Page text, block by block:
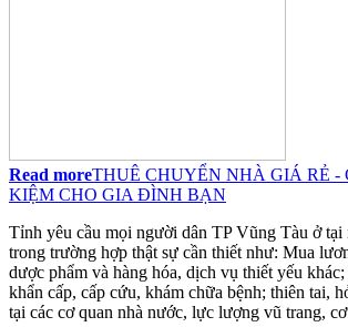
Read moreTHUÊ CHUYỂN NHÀ GIÁ RẺ -
KIỆM CHO GIA ĐÌNH BẠN
Tỉnh yêu cầu mọi người dân TP Vũng Tàu ở tại
trong trường hợp thật sự cần thiết như: Mua
dược phẩm và hàng hóa, dịch vụ thiết yếu
khẩn cấp, cấp cứu, khám chữa bệnh; thiên tai,
tại các cơ quan nhà nước, lực lượng vũ trang,